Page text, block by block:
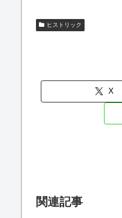
ヒストリック
X
関連記事